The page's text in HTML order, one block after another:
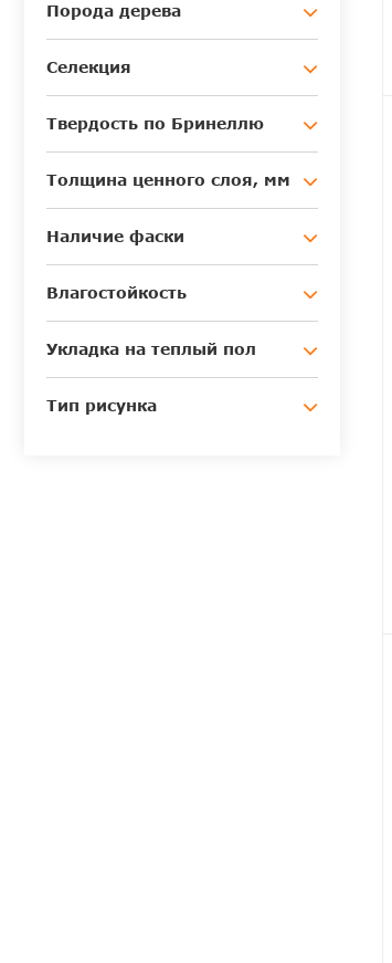
Порода дерева
Селекция
Твердость по Бринеллю
Толщина ценного слоя, мм
Наличие фаски
Влагостойкость
Укладка на теплый пол
Тип рисунка